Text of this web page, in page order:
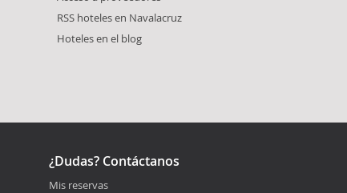
RSS hoteles en Navalacruz
Hoteles en el blog
¿Dudas? Contáctanos
Mis reservas